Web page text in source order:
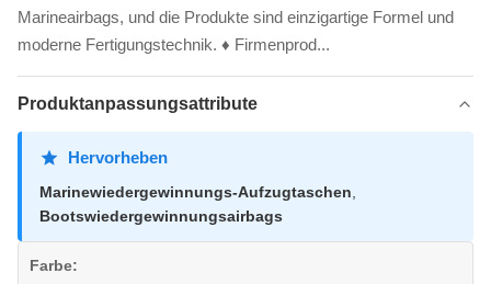
Marineairbags, und die Produkte sind einzigartige Formel und
moderne Fertigungstechnik. ♦ Firmenprod...
Produktanpassungsattribute
Hervorheben
Marinewiedergewinnungs-Aufzugtaschen
Bootswiedergewinnungsairbags
Farbe: